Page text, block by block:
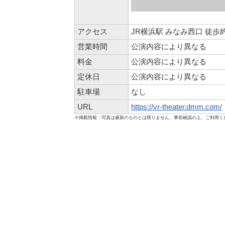
アクセス
JR横浜駅 みなみ西口 徒歩
営業時間
公演内容により異なる
料金
公演内容により異なる
定休日
公演内容により異なる
駐車場
なし
URL
https://vr-theater.dmm.com/
※掲載情報・写真は最新のものとは限りません。事前確認の上、ご利用く